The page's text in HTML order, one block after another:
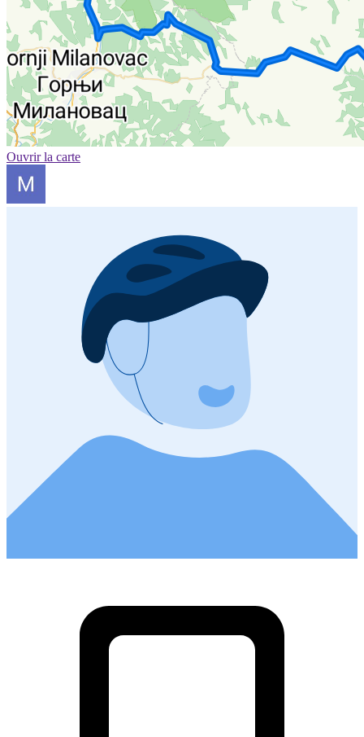
Ouvrir la carte